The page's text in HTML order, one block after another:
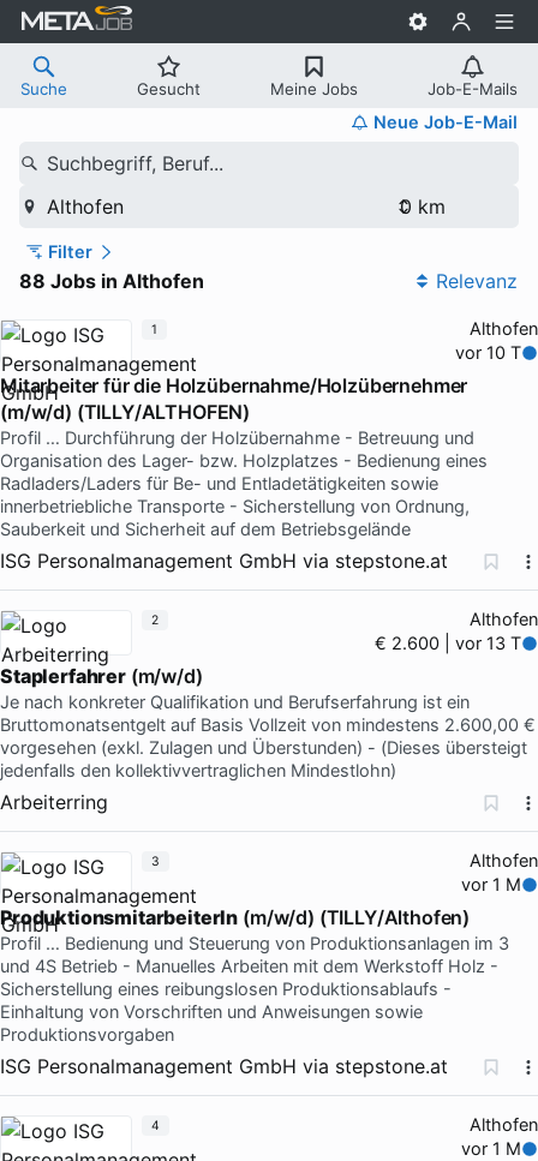
Suche Gesucht Meine Jobs Job-E-Mails
Neue Job-E-Mail
Suchbegriff, Beruf...
Althofen
Filter
88 Jobs in Althofen Relevanz
Althofen
vor 10 T
Mitarbeiter für die Holzübernahme/Holzübernehmer
(m/w/d) (TILLY/ALTHOFEN)
Profil … Durchführung der Holzübernahme - Betreuung und
Organisation des Lager- bzw. Holzplatzes - Bedienung eines
Radladers/Laders für Be- und Entladetätigkeiten sowie
innerbetriebliche Transporte - Sicherstellung von Ordnung,
Sauberkeit und Sicherheit auf dem Betriebsgelände
ISG Personalmanagement GmbH via stepstone.at
1
Althofen
€ 2.600 | vor 13 T
Staplerfahrer(m/w/d)
Je nach konkreter Qualifikation und Berufserfahrung ist ein
Bruttomonatsentgelt auf Basis Vollzeit von mindestens 2.600,00 €
vorgesehen (exkl. Zulagen und Überstunden) - (Dieses übersteigt
jedenfalls den kollektivvertraglichen Mindestlohn)
Arbeiterring
2
Althofen
vor 1 M
ProduktionsmitarbeiterIn (m/w/d) (TILLY/Althofen)
Profil … Bedienung und Steuerung von Produktionsanlagen im 3
und 4S Betrieb - Manuelles Arbeiten mit dem Werkstoff Holz -
Sicherstellung eines reibungslosen Produktionsablaufs -
Einhaltung von Vorschriften und Anweisungen sowie
Produktionsvorgaben
ISG Personalmanagement GmbH via stepstone.at
3
Althofen
vor 1 M
4